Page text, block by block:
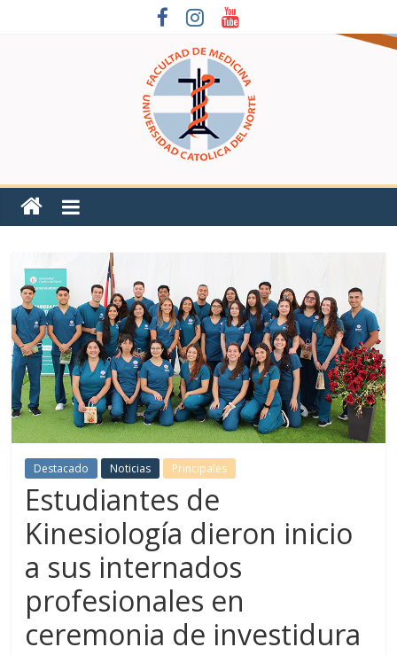
Destacado Noticias Principales
Estudiantes de
Kinesiología dieron inicio
a sus internados
profesionales en
ceremonia de investidura